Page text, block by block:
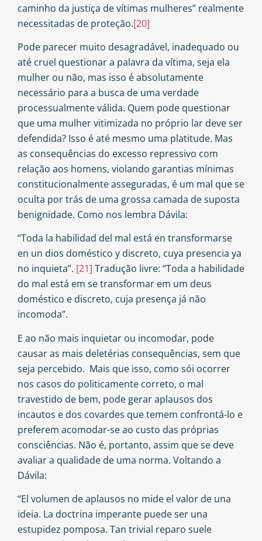
caminho da justiça de vítimas mulheres” realmente
necessitadas de proteção.[20]
Pode parecer muito desagradável, inadequado ou
até cruel questionar a palavra da vítima, seja ela
mulher ou não, mas isso é absolutamente
necessário para a busca de uma verdade
processualmente válida. Quem pode questionar
que uma mulher vitimizada no próprio lar deve ser
defendida? Isso é até mesmo uma platitude. Mas
as consequências do excesso repressivo com
relação aos homens, violando garantias mínimas
constitucionalmente asseguradas, é um mal que se
oculta por trás de uma grossa camada de suposta
benignidade. Como nos lembra Dávila:
“Toda la habilidad del mal está en transformarse
en un dios doméstico y discreto, cuya presencia ya
no inquieta”. [21] Tradução livre: “Toda a habilidade
do mal está em se transformar em um deus
doméstico e discreto, cuja presença já não
incomoda”.
E ao não mais inquietar ou incomodar, pode
causar as mais deletérias consequências, sem que
seja percebido. Mais que isso, como sói ocorrer
nos casos do politicamente correto, o mal
travestido de bem, pode gerar aplausos dos
incautos e dos covardes que temem confrontá-lo e
preferem acomodar-se ao custo das próprias
consciências. Não é, portanto, assim que se deve
avaliar a qualidade de uma norma. Voltando a
Dávila:
“El volumen de aplausos no mide el valor de una
ideia. La doctrina imperante puede ser una
estupidez pomposa. Tan trivial reparo suele